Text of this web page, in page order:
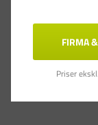
FIRMA
Priser